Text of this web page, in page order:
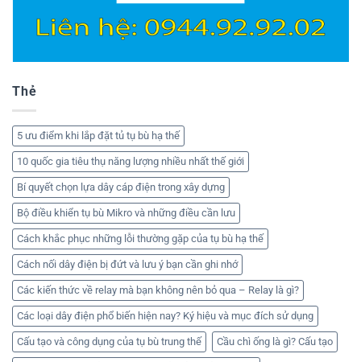
Thẻ
5 ưu điểm khi lắp đặt tủ tụ bù hạ thế
10 quốc gia tiêu thụ năng lượng nhiều nhất thế giới
Bí quyết chọn lựa dây cáp điện trong xây dựng
Bộ điều khiển tụ bù Mikro và những điều cần lưu
Cách khắc phục những lỗi thường gặp của tụ bù hạ thế
Cách nối dây điện bị đứt và lưu ý bạn cần ghi nhớ
Các kiến thức về relay mà bạn không nên bỏ qua – Relay là gì?
Các loại dây điện phổ biến hiện nay? Ký hiệu và mục đích sử dụng
Cấu tạo và công dụng của tụ bù trung thế Cầu chì ống là gì? Cấu tạo